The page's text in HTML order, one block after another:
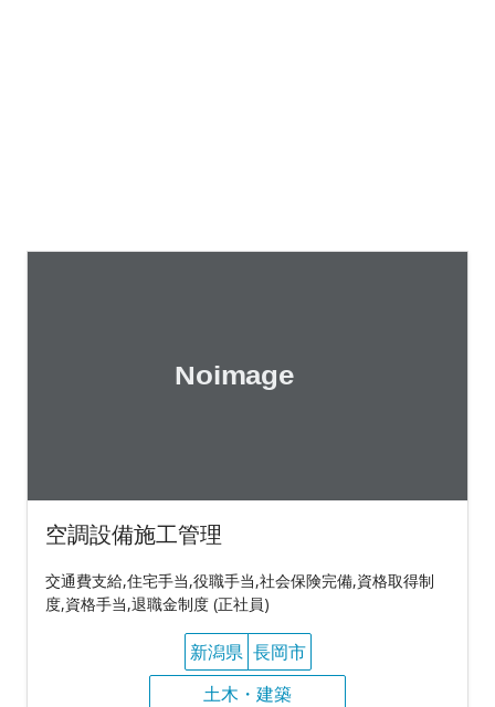
空調設備施工管理
交通費支給,住宅手当,役職手当,社会保険完備,資格取得制
度,資格手当,退職金制度 (正社員)
新潟県 長岡市
土木・建築